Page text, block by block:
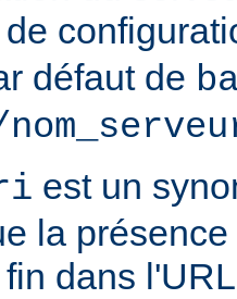
défaut de
est un
la
dans